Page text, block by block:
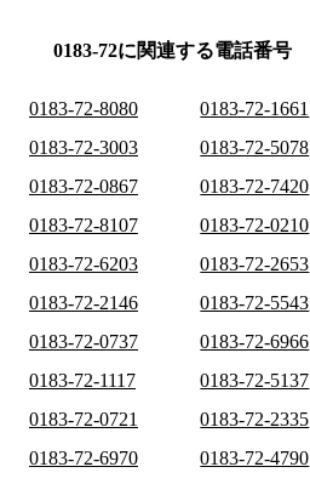
0183-72に関連する電話番号
0183-72-8080 0183-72-1661
0183-72-3003
0183-72-5078
0183-72-0867
0183-72-7420
0183-72-8107
0183-72-0210
0183-72-6203
0183-72-2653
0183-72-2146
0183-72-5543
0183-72-0737
0183-72-6966
0183-72-1117
0183-72-5137
0183-72-0721
0183-72-2335
0183-72-6970
0183-72-4790